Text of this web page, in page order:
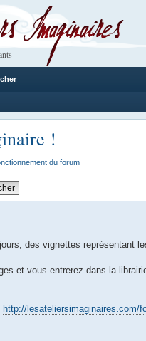
!
du forum
des vignettes représentant
et vous entrerez dans la
http://lesateliersimaginaires.com/